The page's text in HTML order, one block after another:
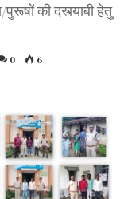
की दस्त्याबी हेतु
0
6